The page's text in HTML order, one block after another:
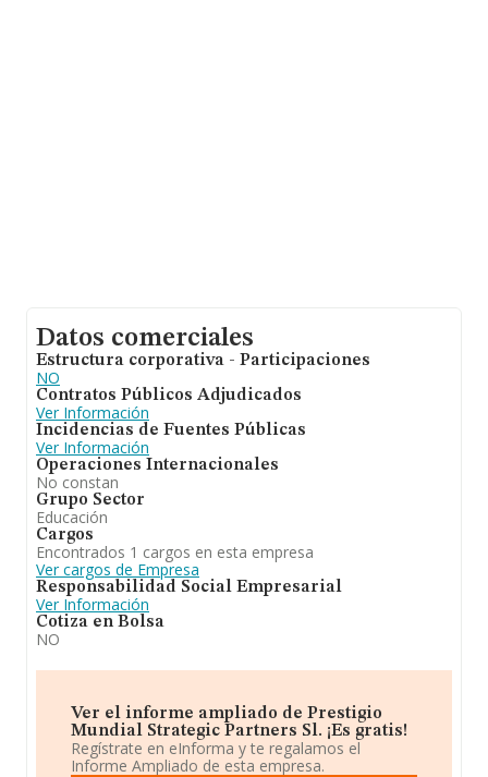
Datos comerciales
Estructura corporativa - Participaciones
NO
Contratos Públicos Adjudicados
Ver Información
Incidencias de Fuentes Públicas
Ver Información
Operaciones Internacionales
No constan
Grupo Sector
Educación
Cargos
Encontrados 1 cargos en esta empresa
Ver cargos de Empresa
Responsabilidad Social Empresarial
Ver Información
Cotiza en Bolsa
NO
Ver el informe ampliado de Prestigio
Mundial Strategic Partners Sl. ¡Es gratis!
Regístrate en eInforma y te regalamos el
Informe Ampliado de esta empresa.